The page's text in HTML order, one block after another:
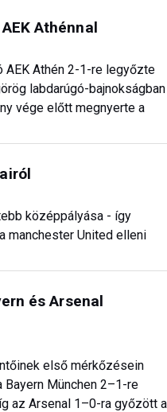
Athénnal
AEK Athén 2-1-re legyőzte
labdarúgó-bajnokságban
vége előtt megnyerte a
középpályása - így
manchester United elleni
és Arsenal
első mérkőzésein
München 2–1-re
az Arsenal 1–0-ra győzött a